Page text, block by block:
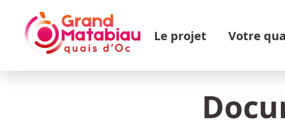
Navigation principale
Le projet Votre